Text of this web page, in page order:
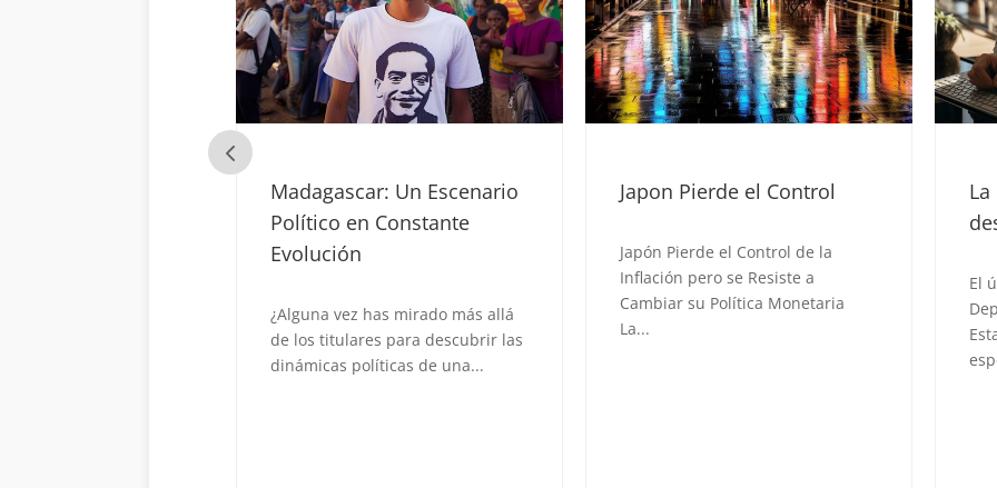
Japon Pierde el Control
Japón Pierde el Control de la
Cambiar su Política Monetaria
La...
La Inflación en EE.UU se
El último informe del
Departamento de Trabajo de
Estados Unidos trae noticias
El
de